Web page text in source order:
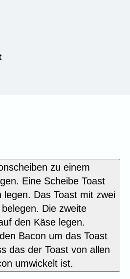
zu einem
Eine Scheibe Toast
legen. Das Toast mit zwei
Die zweite
den Käse legen.
Bacon um das Toast
das der Toast von allen
umwickelt ist.